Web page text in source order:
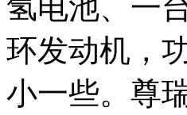
氢电池、一
环发动机，
小一些。尊